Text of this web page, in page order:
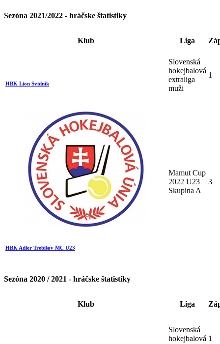
Sezóna 2021/2022 - hráčske štatistiky
Klub Liga
HBK Lion Svidník
Slovenská
hokejbalová
extraliga
muži
1
HBK Adler Trebišov MC U23
Mamut Cup
2022 U23
Skupina A
3
Sezóna 2020 / 2021 - hráčske štatistiky
Klub Liga
Slovenská
hokejbalová 1